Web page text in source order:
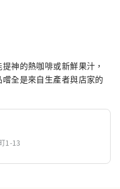
神的熱咖啡或新鮮果汁，
全是來自生產者與店家的
1-13